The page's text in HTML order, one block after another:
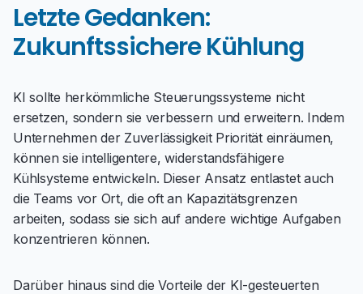
Letzte Gedanken:
Zukunftssichere Kühlung
KI sollte herkömmliche Steuerungssysteme nicht
ersetzen, sondern sie verbessern und erweitern. Indem
Unternehmen der Zuverlässigkeit Priorität einräumen,
können sie intelligentere, widerstandsfähigere
Kühlsysteme entwickeln. Dieser Ansatz entlastet auch
die Teams vor Ort, die oft an Kapazitätsgrenzen
arbeiten, sodass sie sich auf andere wichtige Aufgaben
konzentrieren können.
Darüber hinaus sind die Vorteile der KI-gesteuerten